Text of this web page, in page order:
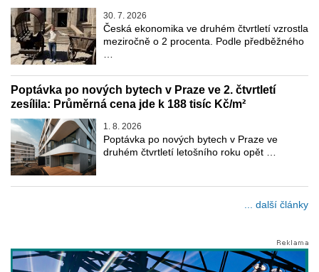
30. 7. 2026
Česká ekonomika ve druhém čtvrtletí vzrostla
meziročně o 2 procenta. Podle předběžného
Poptávka po nových bytech v Praze ve 2. čtvrtletí
zesílila: Průměrná cena jde k 188 tisíc Kč/m²
1. 8. 2026
Poptávka po nových bytech v Praze ve
druhém čtvrtletí letošního roku opět …
... další články